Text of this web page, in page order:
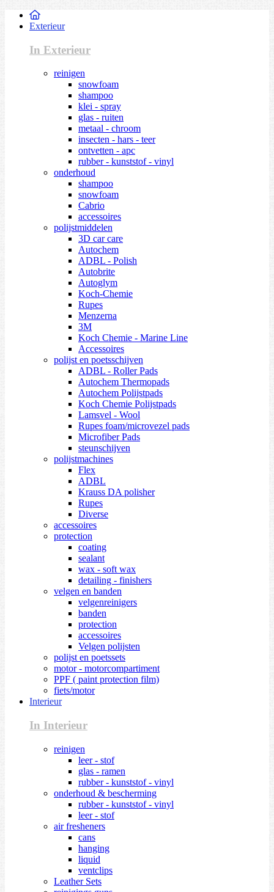
Exterieur
In Exterieur
reinigen
snowfoam
shampoo
klei - spray
glas - ruiten
metaal - chroom
insecten - hars - teer
ontvetten - apc
rubber - kunststof - vinyl
onderhoud
shampoo
snowfoam
Cabrio
accessoires
polijstmiddelen
3D car care
Autochem
ADBL - Polish
Autobrite
Autoglym
Koch-Chemie
Rupes
Menzerna
3M
Koch Chemie - Marine Line
Accessoires
polijst en poetsschijven
ADBL - Roller Pads
Autochem Thermopads
Autochem Polijstpads
Koch Chemie Polijstpads
Lamsvel - Wool
Rupes foam/microvezel pads
Microfiber Pads
steunschijven
polijstmachines
Flex
ADBL
Krauss DA polisher
Rupes
Diverse
accessoires
protection
coating
sealant
wax - soft wax
detailing - finishers
velgen en banden
velgenreinigers
banden
protection
accessoires
Velgen polijsten
polijst en poetssets
motor - motorcompartiment
PPF ( paint protection film)
fiets/motor
Interieur
In Interieur
reinigen
leer - stof
glas - ramen
rubber - kunststof - vinyl
onderhoud & bescherming
rubber - kunststof - vinyl
leer - stof
air fresheners
cans
hanging
liquid
ventclips
Leather Sets